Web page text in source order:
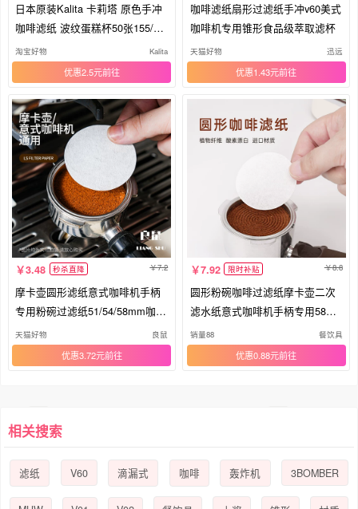
日本原装Kalita 卡莉塔 原色手冲
咖啡滤纸 波纹蛋糕杯50张155/18
5
淘宝好物 Kalita
优惠2.5元
咖啡滤纸扇形过滤纸手冲v60美式
咖啡机专用锥形食品级萃取滤杯
天猫好物 迅远
优惠1.43元
3.48 秒杀直降 7.2
摩卡壶圆形滤纸意式咖啡机手柄
专用粉碗过滤纸51/54/58mm咖啡
滤纸
天猫好物 良鼠
优惠3.72元
7.92 限时补贴 8.8
圆形粉碗咖啡过滤纸摩卡壶二次
滤水纸意式咖啡机手柄专用58m
m通用
销量88 餐饮具
优惠0.88元
相关搜索
滤纸 V60 滴漏式 咖啡 轰炸机 3BOMBER